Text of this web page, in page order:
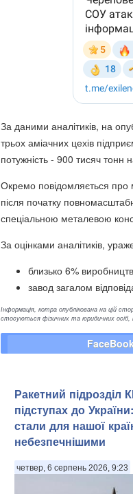
За даними аналітиків, на
трьох аміачних цехів
потужність - 900 тисяч тонн
Окремо повідомляється
після початку
спеціальною металевою
За оцінками аналітиків,
близько 6%
завод загалом
Інформація, котра опублікована на цій
стосуються фізичних та юридичних осіб,
Ракетний підрозділ
підступах до
стали для нашої
небезпечнішими
четвер, 6 серпень 2026, 9:23